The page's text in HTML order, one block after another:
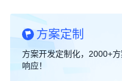
方案定制
方案开发定制化，2000+
响应！